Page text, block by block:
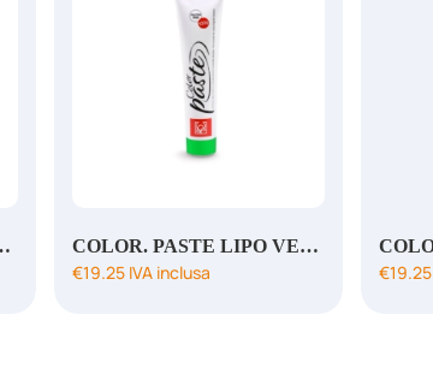
NERO COLOR. PASTE LIPO VERDE
€19.25IVA inclusa €19.25